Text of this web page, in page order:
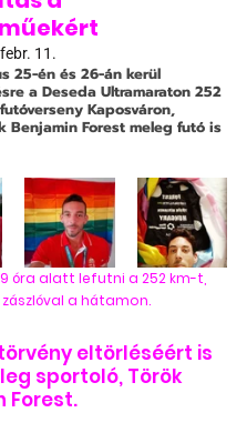
11.
25-én és 26-án kerül
a Deseda Ultramaraton 252
Kaposváron,
Benjamin Forest meleg futó is
óra alatt lefutni a 252 km-t,
a hátamon.
eltörléséért is
sportoló, Török
Forest.